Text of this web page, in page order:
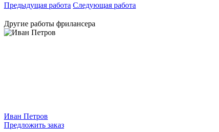
Предыдущая работа Следующая работа
Другие работы фрилансера
Иван Петров
Предложить заказ